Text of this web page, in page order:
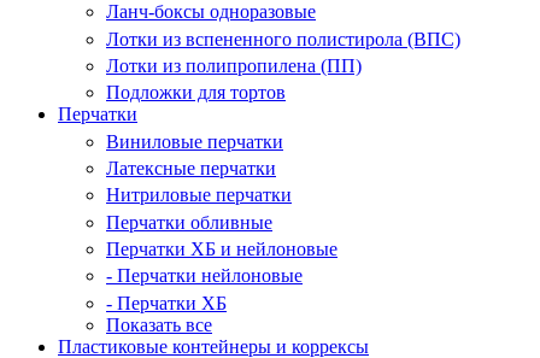
Ланч-боксы одноразовые
Лотки из вспененного полистирола (ВПС)
Лотки из полипропилена (ПП)
Подложки для тортов
Перчатки
Виниловые перчатки
Латексные перчатки
Нитриловые перчатки
Перчатки обливные
Перчатки ХБ и нейлоновые
- Перчатки нейлоновые
- Перчатки ХБ
Показать все
Пластиковые контейнеры и коррексы